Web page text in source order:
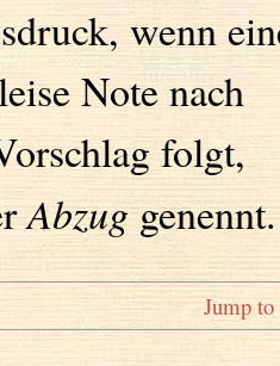
wenn
Note nach
folgt,
Abzuggenennt.
Jump